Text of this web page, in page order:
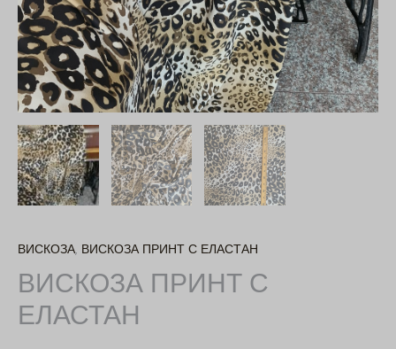
ВИСКОЗА, ВИСКОЗА ПРИНТ С ЕЛАСТАН
ВИСКОЗА ПРИНТ С
ЕЛАСТАН